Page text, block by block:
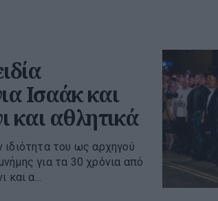
Ισαάκ και
και αθλητικά
του ως αρχηγού
για τα 30 χρόνια από
και α...